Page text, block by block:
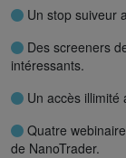
Un stop suiveur
Des screeners
intéressants.
Un accès illimité
Quatre
de NanoTrader.